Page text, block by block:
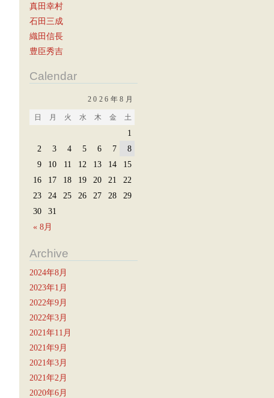
真田幸村
石田三成
織田信長
豊臣秀吉
Calendar
2026年8月
日 月 火 水 木 金 土
« 8月
1
2
3 4 5 6 7
8
9
10 11 12 13 14
15
16
17 18 19 20 21
22
23
24 25 26 27 28
29
30
31
Archive
2024年8月
2023年1月
2022年9月
2022年3月
2021年11月
2021年9月
2021年3月
2021年2月
2020年6月